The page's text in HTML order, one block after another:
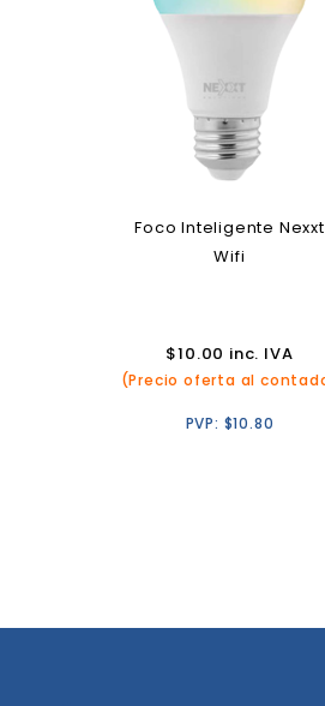
Foco Inteligente Nexxt
Wifi
$10.00 inc. IVA
(Precio oferta al
PVP: $10.80